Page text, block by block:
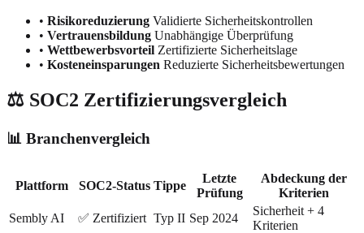
• Risikoreduzierung Validierte Sicherheitskontrollen
• Vertrauensbildung Unabhängige Überprüfung
• Wettbewerbsvorteil Zertifizierte Sicherheitslage
• Kosteneinsparungen Reduzierte Sicherheitsbewertungen
⚖️ SOC2 Zertifizierungsvergleich
📊 Branchenvergleich
Plattform SOC2-Status Tippe
Letzte
Prüfung
Abdeckung der
Kriterien
Sembly AI
✅ Zertifiziert Typ II Sep 2024
Sicherheit + 4
Kriterien